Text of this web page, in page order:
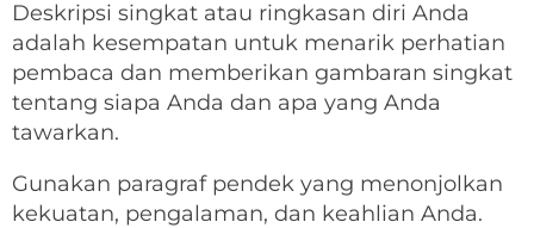
Deskripsi singkat atau ringkasan diri Anda
adalah kesempatan untuk menarik perhatian
pembaca dan memberikan gambaran singkat
tentang siapa Anda dan apa yang Anda
tawarkan.
Gunakan paragraf pendek yang menonjolkan
kekuatan, pengalaman, dan keahlian Anda.